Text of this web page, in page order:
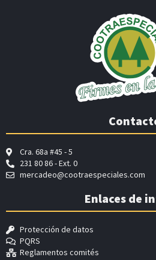
Cra. 68a #45 - 5
231 80 86 - Ext. 0
mercadeo@cootraespeciales.com
Enlaces de
Protección de datos
PQRS
Reglamentos comités